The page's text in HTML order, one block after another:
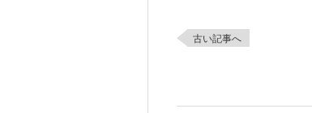
古い記事へ